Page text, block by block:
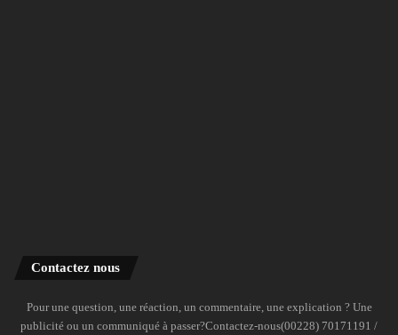
Contactez nous
Pour une question, une réaction, un commentaire, une explication ? Une
publicité ou un communiqué à passer?Contactez-nous(00228) 70171191 /